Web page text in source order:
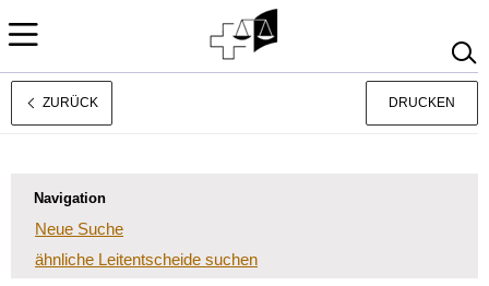
Rechtsprechung
ZURÜCK DRUCKEN
Navigation
Neue Suche
ähnliche Leitentscheide suchen